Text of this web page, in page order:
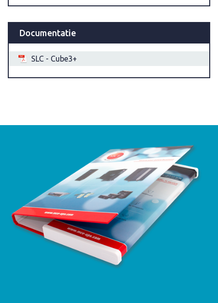
Documentatie
SLC - Cube3+